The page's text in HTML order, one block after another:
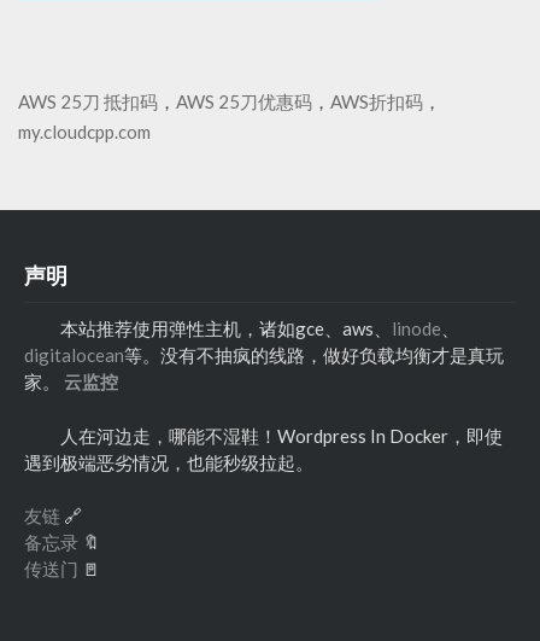
AWS 25刀 抵扣码 ， AWS 25刀优惠码 ， AWS折扣码 ，
my.cloudcpp.com
声明
本站推荐使用弹性主机，诸如gce、aws、 linode
digitalocean等。没有不抽疯的线路，做好负载均衡才是真玩
家。 云监控
人在河边走，哪能不湿鞋！Wordpress In Docker，即使
遇到极端恶劣情况，也能秒级拉起。
友链 🔗
备忘录 🔖
传送门 🚪